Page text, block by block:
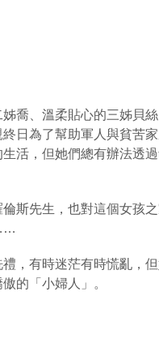
喬、溫柔貼心的三姊貝
日為了幫助軍人與貧苦
活，但她們總有辦法透
斯先生，也對這個女孩
，有時迷茫有時慌亂，
的「小婦人」。